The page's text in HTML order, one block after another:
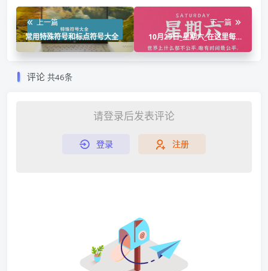
上一篇
常用特殊符号和标点符号大全
下一篇
10月29日_星期六_在这里每天
60秒读懂世界!
评论 共46条
请登录后发表评论
登录 注册